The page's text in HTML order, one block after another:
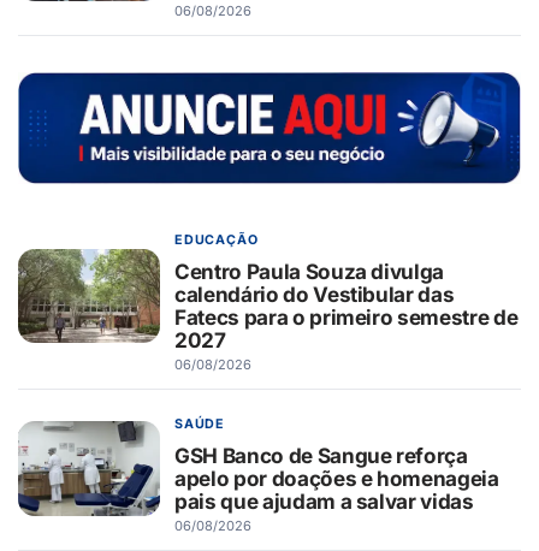
06/08/2026
EDUCAÇÃO
Centro Paula Souza divulga
calendário do Vestibular das
Fatecs para o primeiro semestre de
2027
06/08/2026
SAÚDE
GSH Banco de Sangue reforça
apelo por doações e homenageia
pais que ajudam a salvar vidas
06/08/2026